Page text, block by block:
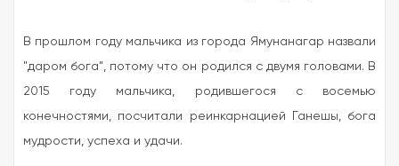
В прошлом году мальчика из города Ямунанагар назвали
"даром бога", потому что он родился с двумя головами. В
2015 году мальчика, родившегося с восемью
конечностями, посчитали реинкарнацией Ганешы, бога
мудрости, успеха и удачи.